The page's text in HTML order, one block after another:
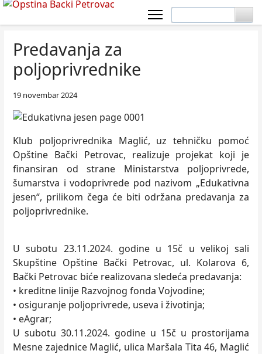
Predavanja za
poljoprivrednike
19 novembar 2024
Klub poljoprivrednika Maglić, uz tehničku pomoć
Opštine Bački Petrovac, realizuje projekat koji je
finansiran od strane Ministarstva poljoprivrede,
šumarstva i vodoprivrede pod nazivom „Edukativna
jesen“, prilikom čega će biti održana predavanja za
poljoprivrednike.
U subotu 23.11.2024. godine u 15č u velikoj sali
Skupštine Opštine Bački Petrovac, ul. Kolarova 6,
Bački Petrovac biće realizovana sledeća predavanja:
• kreditne linije Razvojnog fonda Vojvodine;
• osiguranje poljoprivrede, useva i životinja;
• eAgrar;
U subotu 30.11.2024. godine u 15č u prostorijama
Mesne zajednice Maglić, ulica Maršala Tita 46, Maglić